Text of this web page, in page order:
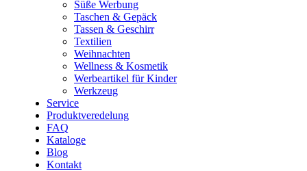
Süße Werbung
Taschen & Gepäck
Tassen & Geschirr
Textilien
Weihnachten
Wellness & Kosmetik
Werbeartikel für Kinder
Werkzeug
Service
Produktveredelung
FAQ
Kataloge
Blog
Kontakt